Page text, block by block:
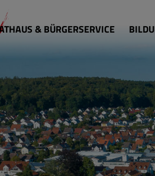
& BÜRGERSERVICE